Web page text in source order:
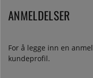
ANMELDELSER
For å legge inn en
kundeprofil.